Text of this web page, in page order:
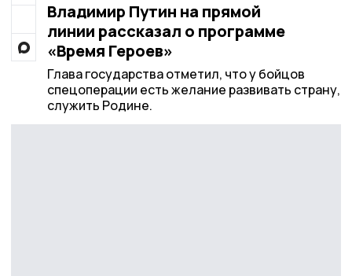
Владимир Путин на прямой
линии рассказал о программе
«Время Героев»
Глава государства отметил, что у бойцов
спецоперации есть желание развивать страну,
служить Родине.